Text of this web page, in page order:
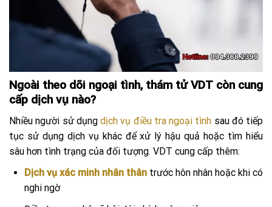
Ngoài theo dõi ngoại tình, thám tử VDT còn cung
cấp dịch vụ nào?
Nhiều người sử dụng dịch vụ điều tra ngoại tình sau đó tiếp
tục sử dụng dịch vụ khác để xử lý hậu quả hoặc tìm hiểu
sâu hơn tình trạng của đối tượng. VDT cung cấp thêm:
Dịch vụ xác minh nhân thân trước hôn nhân hoặc khi có
nghi ngờ